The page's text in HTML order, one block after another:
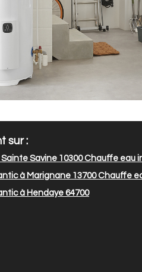
sur :
Savine 10300Chauffe eau
à Marignane 13700Chauffe
à Hendaye 64700